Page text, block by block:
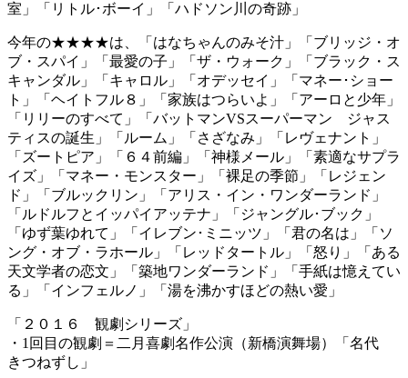
室」「リトル･ボーイ」「ハドソン川の奇跡」
今年の★★★★は、「はなちゃんのみそ汁」「ブリッジ・オ
ブ・スパイ」「最愛の子」「ザ・ウォーク」「ブラック・ス
キャンダル」「キャロル」「オデッセイ」「マネー･ショー
ト」「ヘイトフル８」「家族はつらいよ」「アーロと少年」
「リリーのすべて」「バットマンVSスーパーマン ジャス
ティスの誕生」「ルーム」「さざなみ」「レヴェナント」
「ズートピア」「６４前編」「神様メール」「素適なサプラ
イズ」「マネー・モンスター」「裸足の季節」「レジェン
ド」「ブルックリン」「アリス・イン・ワンダーランド」
「ルドルフとイッパイアッテナ」「ジャングル･ブック」
「ゆず葉ゆれて」「イレブン･ミニッツ」「君の名は」「ソ
ング・オブ・ラホール」「レッドタートル」「怒り」「ある
天文学者の恋文」「築地ワンダーランド」「手紙は憶えてい
る」「インフェルノ」「湯を沸かすほどの熱い愛」
「２０１６ 観劇シリーズ」
・1回目の観劇＝二月喜劇名作公演（新橋演舞場）「名代
きつねずし」